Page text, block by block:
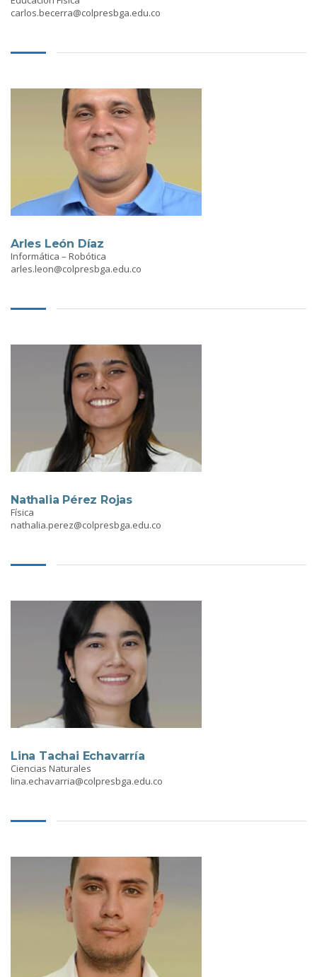
carlos.becerra@colpresbga.edu.co
Arles León Díaz
Informática – Robótica
arles.leon@colpresbga.edu.co
Nathalia Pérez Rojas
Física
nathalia.perez@colpresbga.edu.co
Lina Tachai Echavarría
Ciencias Naturales
lina.echavarria@colpresbga.edu.co